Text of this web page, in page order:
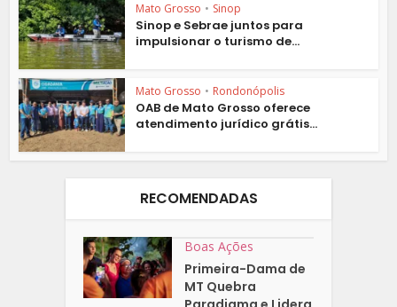
Mato Grosso • Sinop
Sinop e Sebrae juntos para
impulsionar o turismo de...
Mato Grosso • Rondonópolis
OAB de Mato Grosso oferece
atendimento jurídico grátis...
RECOMENDADAS
Boas Ações
Primeira-Dama de
MT Quebra